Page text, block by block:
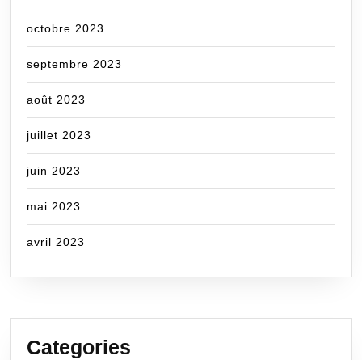
octobre 2023
septembre 2023
août 2023
juillet 2023
juin 2023
mai 2023
avril 2023
Categories